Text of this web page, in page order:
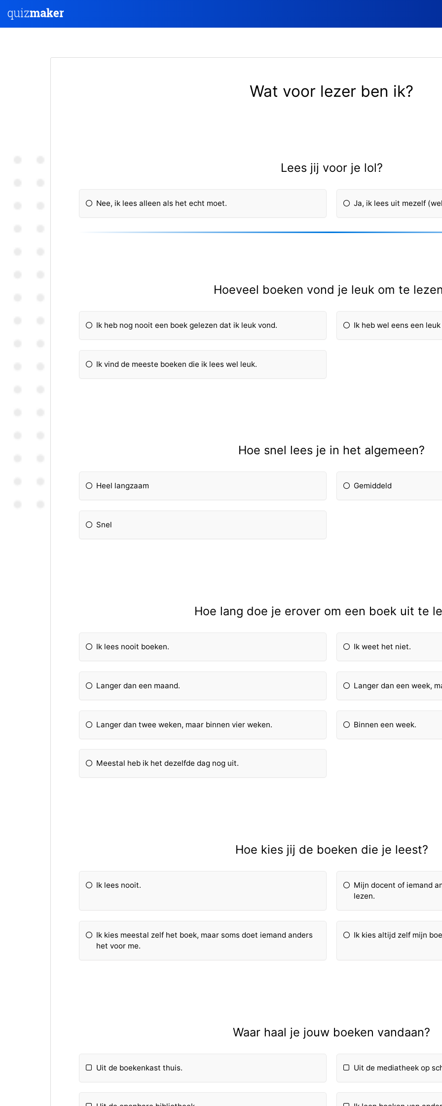
Wat voor lezer ben ik?
Lees jij voor je lol?
Nee, ik lees alleen als het echt moet. Ja, ik lees uit mezelf
Hoeveel boeken vond je leuk om te
Ik heb nog nooit een boek gelezen dat ik leuk vond. Ik heb wel eens een
Ik vind de meeste boeken die ik lees wel leuk.
Hoe snel lees je in het algemeen?
Heel langzaam Gemiddeld
Snel
Hoe lang doe je erover om een boek uit te
Ik lees nooit boeken. Ik weet het niet.
Langer dan een maand. Langer dan een week,
Langer dan twee weken, maar binnen vier weken. Binnen een week.
Meestal heb ik het dezelfde dag nog uit.
Hoe kies jij de boeken die je leest?
Ik lees nooit.
Mijn docent of iemand
lezen.
Ik kies meestal zelf het boek, maar soms doet iemand anders
het voor me.
Ik kies altijd zelf mijn
Waar haal je jouw boeken vandaan?
Uit de boekenkast thuis. Uit de mediatheek op